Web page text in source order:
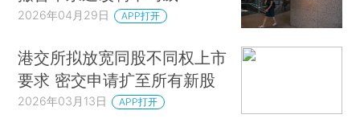
2026年04月29日 APP打开
港交所拟放宽同股不同权上市
要求 密交申请扩至所有新股
2026年03月13日 APP打开